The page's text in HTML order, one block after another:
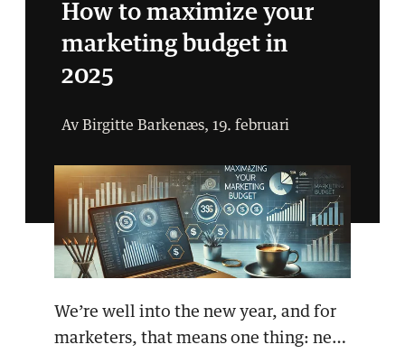
How to maximize your
marketing budget in
2025
Av Birgitte Barkenæs, 19. februari
We’re well into the new year, and for
marketers, that means one thing: new